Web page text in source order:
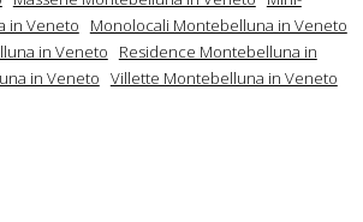
in Veneto
Monolocali Montebelluna in Veneto
in Veneto
Residence Montebelluna in
in Veneto Villette Montebelluna in Veneto